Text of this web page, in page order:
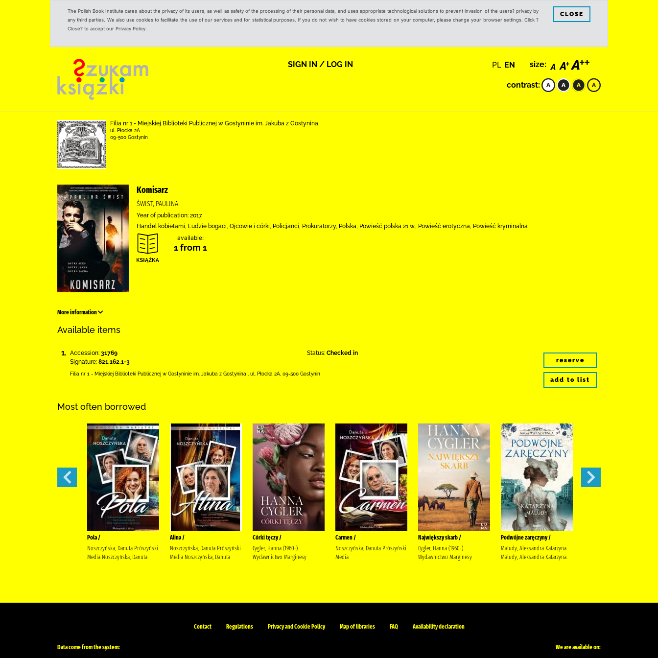
The Polish Book Institute cares about the privacy of its users, as well as safety of the processing of their personal data, and uses appropriate technological solutions to prevent invasion of the users? privacy by
any third parties. We also use cookies to facilitate the use of our services and for statistical purposes. If you do not wish to have cookies stored on your computer, please change your browser settings. Click ?
Close? to accept our Privacy Policy.
CLOSE
SIGN IN / LOG IN PL EN size:
contrast:
Filia nr 1 - Miejskiej Biblioteki Publicznej w Gostyninie im. Jakuba z Gostynina
ul. Płocka 2A
09-500 Gostynin
Komisarz
ŚWIST, PAULINA.
Year of publication: 2017.
Handel kobietami, Ludzie bogaci, Ojcowie i córki, Policjanci, Prokuratorzy, Polska, Powieść polska 21 w., Powieść erotyczna, Powieść kryminalna
available:
1 from 1
More information
Available items
1. Accession: 31769
Signature: 821.162.1-3
Status: Checked in
Filia nr 1 - Miejskiej Biblioteki Publicznej w Gostyninie im. Jakuba z Gostynina ul. Płocka 2A 09-500 Gostynin
reserve
add to list
Most often borrowed
Pola /
Noszczyńska, Danuta Prószyński
Media Noszczyńska, Danuta
Alina /
Noszczyńska, Danuta Prószyński
Media Noszczyńska, Danuta
Córki tęczy /
Cygler, Hanna (1960-).
Wydawnictwo Marginesy
Carmen /
Noszczyńska, Danuta Prószyński
Media
Największy skarb /
Cygler, Hanna (1960-).
Wydawnictwo Marginesy
Podwójne zaręczyny /
Maludy, Aleksandra Katarzyna
Maludy, Aleksandra Katarzyna.
Contact Regulations Privacy and Cookie Policy Map of libraries FAQ Availability declaration
Data come from the system: We are available on: